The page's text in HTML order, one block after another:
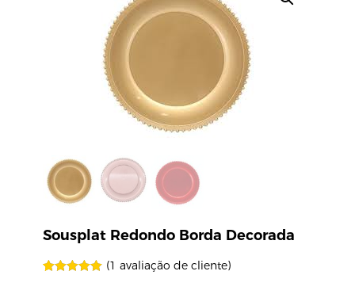
Sousplat Redondo Borda Decorada
(1 avaliação de cliente)